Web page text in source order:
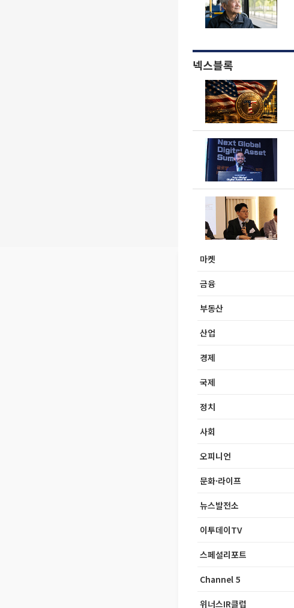
넥스블록
마켓
금융
부동산
산업
경제
국제
정치
사회
오피니언
문화·라이프
뉴스발전소
이투데이TV
스페셜리포트
Channel 5
위너스IR클럽